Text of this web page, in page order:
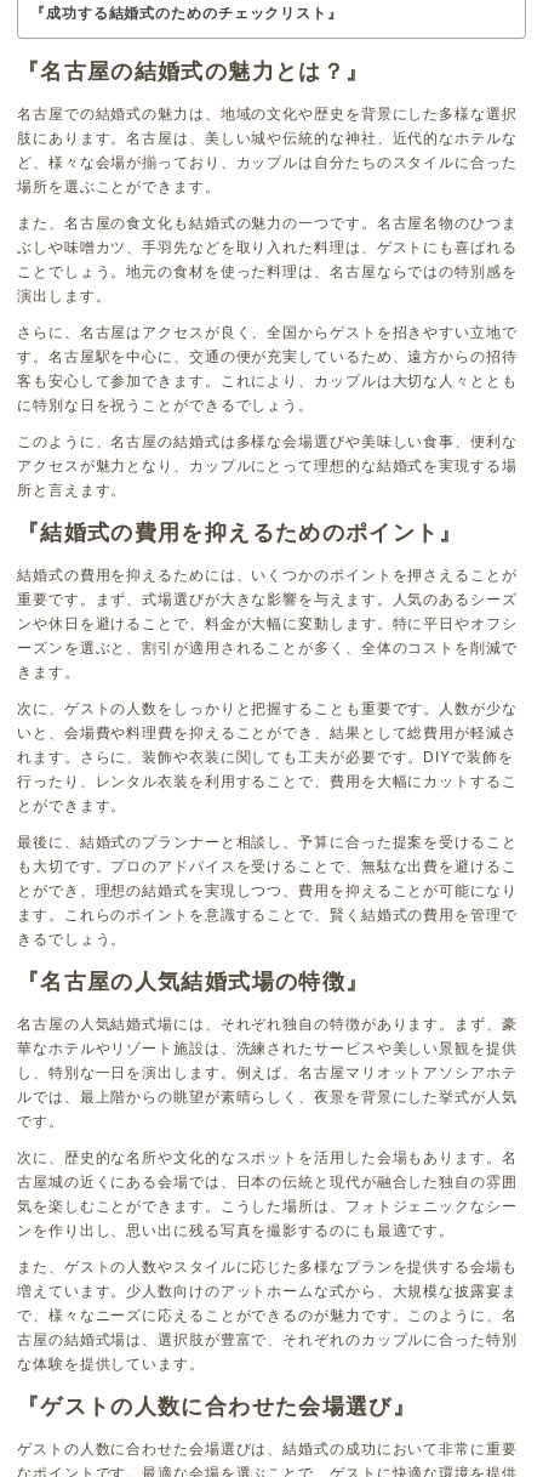
『成功する結婚式のためのチェックリスト』
『名古屋の結婚式の魅力とは？』
名古屋での結婚式の魅力は、地域の文化や歴史を背景にした多様な選択
肢にあります。名古屋は、美しい城や伝統的な神社、近代的なホテルな
ど、様々な会場が揃っており、カップルは自分たちのスタイルに合った
場所を選ぶことができます。
また、名古屋の食文化も結婚式の魅力の一つです。名古屋名物のひつま
ぶしや味噌カツ、手羽先などを取り入れた料理は、ゲストにも喜ばれる
ことでしょう。地元の食材を使った料理は、名古屋ならではの特別感を
演出します。
さらに、名古屋はアクセスが良く、全国からゲストを招きやすい立地で
す。名古屋駅を中心に、交通の便が充実しているため、遠方からの招待
客も安心して参加できます。これにより、カップルは大切な人々ととも
に特別な日を祝うことができるでしょう。
このように、名古屋の結婚式は多様な会場選びや美味しい食事、便利な
アクセスが魅力となり、カップルにとって理想的な結婚式を実現する場
所と言えます。
『結婚式の費用を抑えるためのポイント』
結婚式の費用を抑えるためには、いくつかのポイントを押さえることが
重要です。まず、式場選びが大きな影響を与えます。人気のあるシーズ
ンや休日を避けることで、料金が大幅に変動します。特に平日やオフシ
ーズンを選ぶと、割引が適用されることが多く、全体のコストを削減で
きます。
次に、ゲストの人数をしっかりと把握することも重要です。人数が少な
いと、会場費や料理費を抑えることができ、結果として総費用が軽減さ
れます。さらに、装飾や衣装に関しても工夫が必要です。DIYで装飾を
行ったり、レンタル衣装を利用することで、費用を大幅にカットするこ
とができます。
最後に、結婚式のプランナーと相談し、予算に合った提案を受けること
も大切です。プロのアドバイスを受けることで、無駄な出費を避けるこ
とができ、理想の結婚式を実現しつつ、費用を抑えることが可能になり
ます。これらのポイントを意識することで、賢く結婚式の費用を管理で
きるでしょう。
『名古屋の人気結婚式場の特徴』
名古屋の人気結婚式場には、それぞれ独自の特徴があります。まず、豪
華なホテルやリゾート施設は、洗練されたサービスや美しい景観を提供
し、特別な一日を演出します。例えば、名古屋マリオットアソシアホテ
ルでは、最上階からの眺望が素晴らしく、夜景を背景にした挙式が人気
です。
次に、歴史的な名所や文化的なスポットを活用した会場もあります。名
古屋城の近くにある会場では、日本の伝統と現代が融合した独自の雰囲
気を楽しむことができます。こうした場所は、フォトジェニックなシー
ンを作り出し、思い出に残る写真を撮影するのにも最適です。
また、ゲストの人数やスタイルに応じた多様なプランを提供する会場も
増えています。少人数向けのアットホームな式から、大規模な披露宴ま
で、様々なニーズに応えることができるのが魅力です。このように、名
古屋の結婚式場は、選択肢が豊富で、それぞれのカップルに合った特別
な体験を提供しています。
『ゲストの人数に合わせた会場選び』
ゲストの人数に合わせた会場選びは、結婚式の成功において非常に重要
なポイントです。最適な会場を選ぶことで、ゲストに快適な環境を提供